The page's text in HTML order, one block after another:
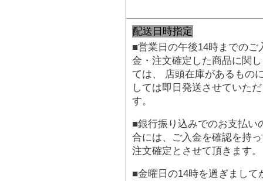
配送日時指定
■営業日の午後14時までのご
金・注文確定した商品に関
ては、 店頭在庫があるもの
しては即日発送させていた
す。
■銀行振り込みでのお支払い
合には、ご入金を確認を持
注文確定とさせて頂きます。
■金曜日の14時を過ぎまして